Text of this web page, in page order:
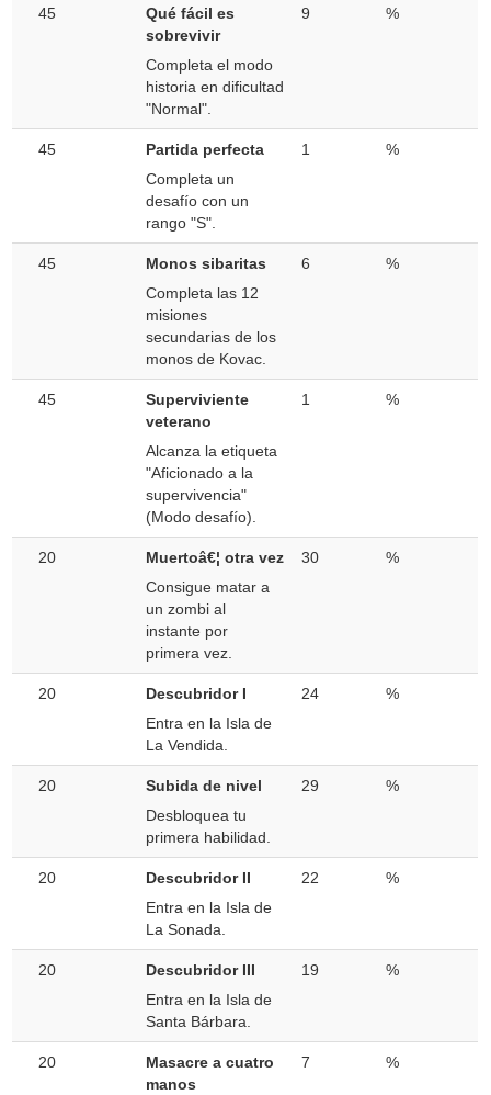
45
Qué fácil es
sobrevivir
Completa el modo
historia en dificultad
"Normal".
9 %
45
Partida perfecta
Completa un
desafío con un
rango "S".
1 %
45
Monos sibaritas
Completa las 12
misiones
secundarias de los
monos de Kovac.
6 %
45
Superviviente
veterano
Alcanza la etiqueta
"Aficionado a la
supervivencia"
(Modo desafío).
1 %
20
Muertoâ€¦ otra vez
Consigue matar a
un zombi al
instante por
primera vez.
30 %
20
Descubridor I
Entra en la Isla de
La Vendida.
24 %
20
Subida de nivel
Desbloquea tu
primera habilidad.
29 %
20
Descubridor II
Entra en la Isla de
La Sonada.
22 %
20
Descubridor III
Entra en la Isla de
Santa Bárbara.
19 %
20
Masacre a cuatro
manos
7 %